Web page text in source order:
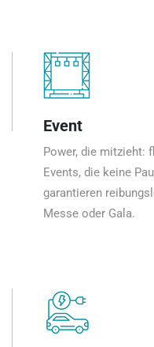
Event
Power, die mitzieht:
Events, die keine
garantieren
Messe oder Gala.